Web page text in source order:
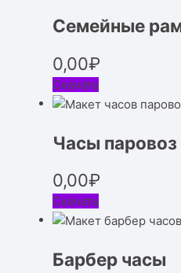
Семейные
0,00₽
Скачать
Часы паровоз
0,00₽
Скачать
Барбер часы